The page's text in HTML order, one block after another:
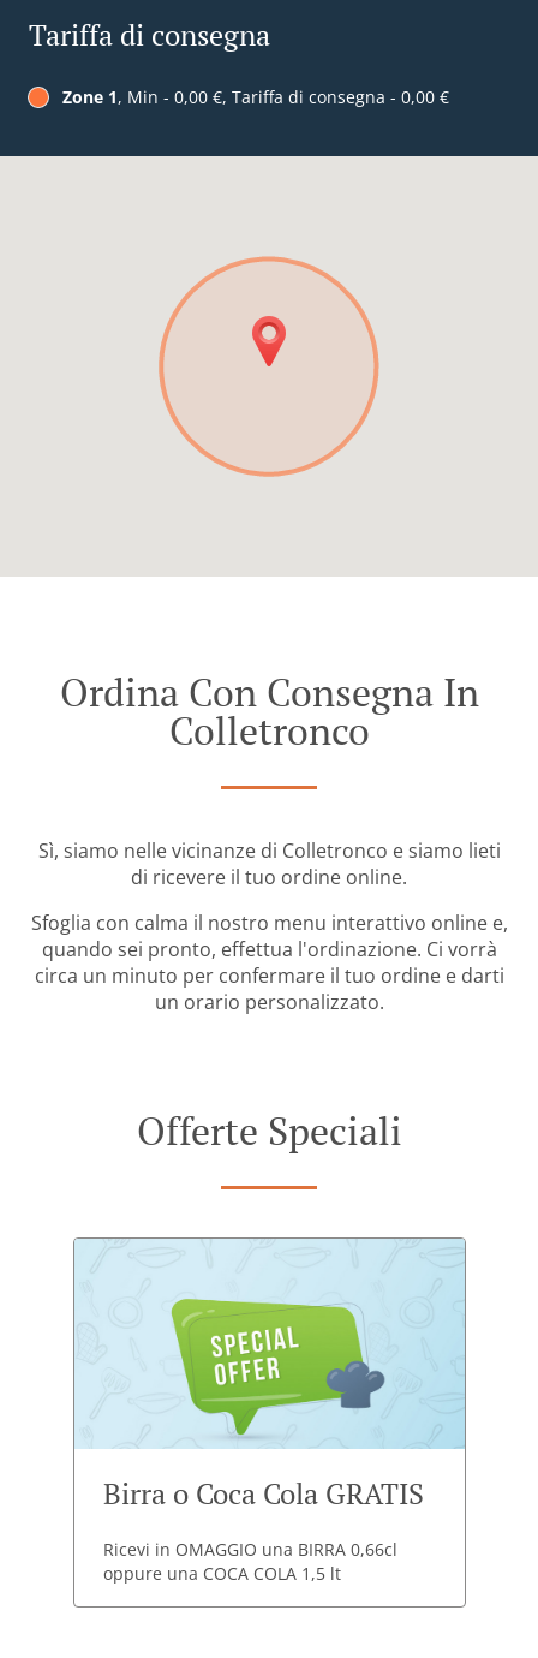
Tariffa di consegna
Zone 1, Min - 0,00 €, Tariffa di consegna - 0,00 €
Ordina Con Consegna In
Colletronco
Sì, siamo nelle vicinanze di Colletronco e siamo lieti
di ricevere il tuo ordine online.
Sfoglia con calma il nostro menu interattivo online e,
quando sei pronto, effettua l'ordinazione. Ci vorrà
circa un minuto per confermare il tuo ordine e darti
un orario personalizzato.
Offerte Speciali
Birra o Coca Cola GRATIS
Ricevi in OMAGGIO una BIRRA 0,66cl
oppure una COCA COLA 1,5 lt